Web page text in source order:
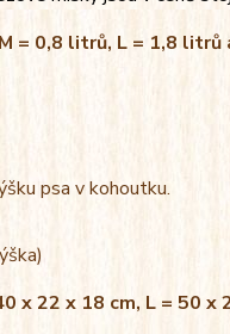
= 0,8 litrů, L = 1,8 litrů
psa v kohoutku.
x 22 x 18 cm, L = 50 x